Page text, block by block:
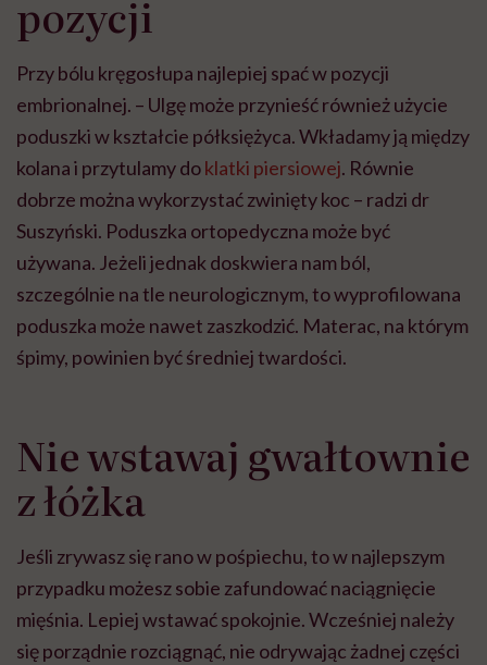
pozycji
Przy bólu kręgosłupa najlepiej spać w pozycji
embrionalnej. – Ulgę może przynieść również użycie
poduszki w kształcie półksiężyca. Wkładamy ją między
kolana i przytulamy doklatki piersiowej. Równie
dobrze można wykorzystać zwinięty koc – radzi dr
Suszyński. Poduszka ortopedyczna może być
używana. Jeżeli jednak doskwiera nam ból,
szczególnie na tle neurologicznym, to wyprofilowana
poduszka może nawet zaszkodzić. Materac, na którym
śpimy, powinien być średniej twardości.
Nie wstawaj gwałtownie
z łóżka
Jeśli zrywasz się rano w pośpiechu, to w najlepszym
przypadku możesz sobie zafundować naciągnięcie
mięśnia. Lepiej wstawać spokojnie. Wcześniej należy
się porządnie rozciągnąć, nie odrywając żadnej części